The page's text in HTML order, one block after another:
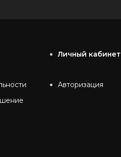
Личный кабинет
Авторизация